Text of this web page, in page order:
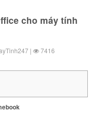
cho máy tính
| 7416